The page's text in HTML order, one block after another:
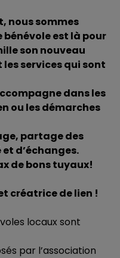
nous sommes
bénévole est là pour
son nouveau
services qui sont
dans les
ou les démarches
partage des
d’échanges.
de bons tuyaux!
créatrice de lien !
locaux sont
par l’association